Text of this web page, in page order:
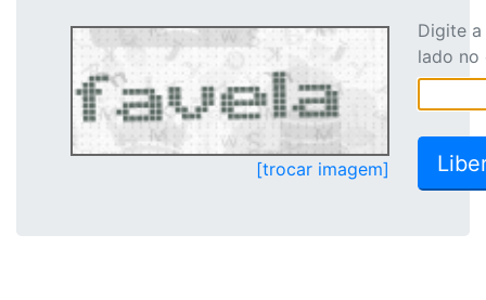
[trocar imagem]
Digite
lado no